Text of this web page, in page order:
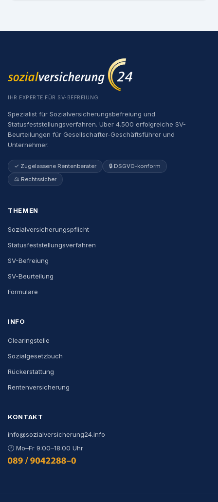
IHR EXPERTE FÜR SV-BEFREIUNG
Spezialist für Sozialversicherungsbefreiung und
Statusfeststellungsverfahren. Über 4.500 erfolgreiche SV-
Beurteilungen für Gesellschafter-Geschäftsführer und
Unternehmer.
✓ Zugelassene Rentenberater
🔒 DSGVO-konform
⚖️ Rechtssicher
THEMEN
Sozialversicherungspflicht
Statusfeststellungsverfahren
SV-Befreiung
SV-Beurteilung
Formulare
INFO
Clearingstelle
Sozialgesetzbuch
Rückerstattung
Rentenversicherung
KONTAKT
info@sozialversicherung24.info
🕐 Mo–Fr 9:00–18:00 Uhr